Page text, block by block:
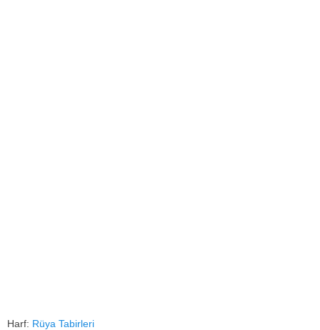
Harf: Rüya Tabirleri